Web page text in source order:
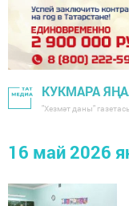
КУКМАРА
"Хезмәт даны"
16 май 2026